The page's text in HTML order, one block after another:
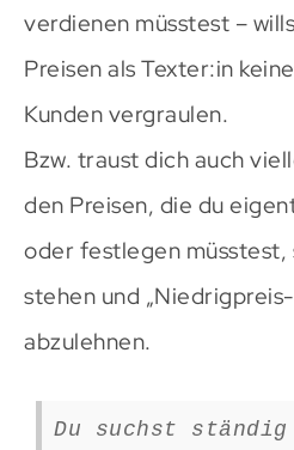
verdienen müsstest –
Preisen als Texter:in
Kunden vergraulen.
Bzw. traust dich auch
den Preisen, die du
oder festlegen müsstest,
stehen und
abzulehnen.
Du suchst